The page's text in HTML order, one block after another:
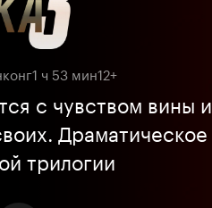
1 ч 53 мин12+
с чувством вины и
Драматическое
трилогии